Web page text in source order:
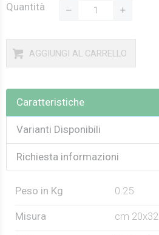
Quantità
AGGIUNGI AL CARRELLO
Caratteristiche
Varianti Disponibili
Richiesta informazioni
Peso in Kg 0.25
Misura cm 20x32